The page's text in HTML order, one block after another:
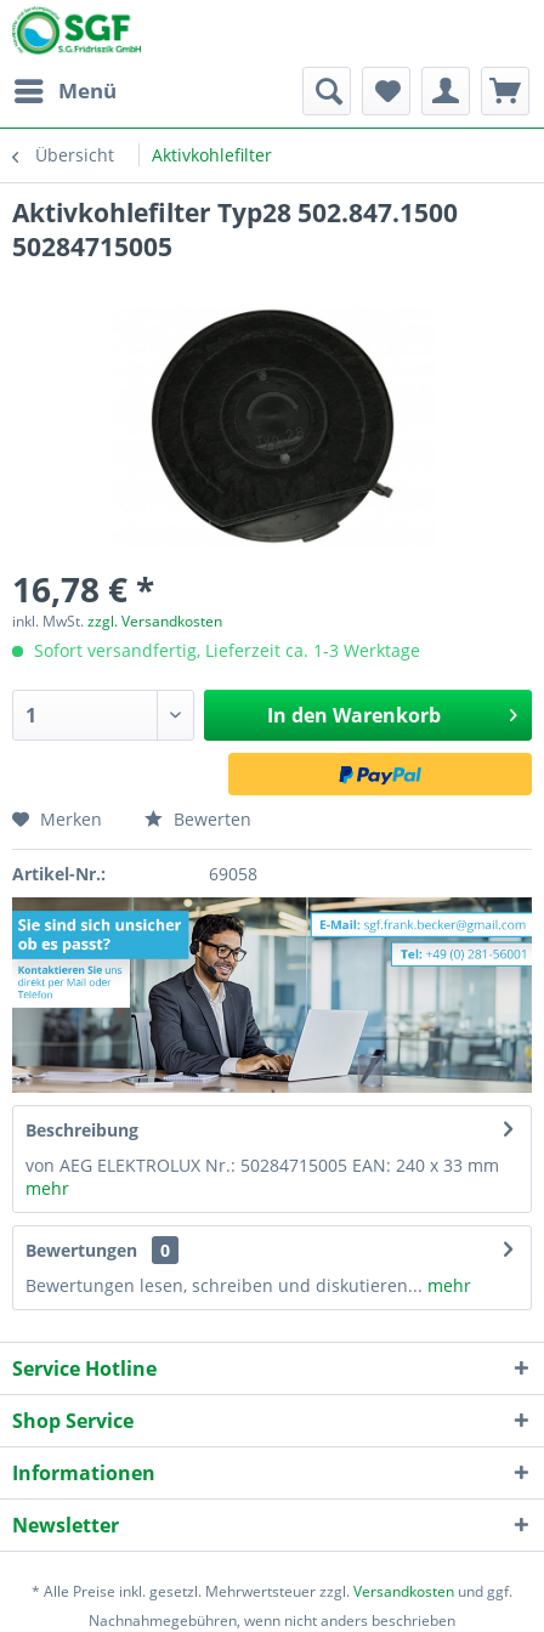
Menü
Übersicht Aktivkohlefilter
Aktivkohlefilter Typ28 502.847.1500
50284715005
16,78 € *
inkl. MwSt.zzgl. Versandkosten
Sofort versandfertig, Lieferzeit ca. 1-3 Werktage
In den Warenkorb
Merken Bewerten
Artikel-Nr.: 69058
Beschreibung
von AEG ELEKTROLUX Nr.: 50284715005 EAN: 240 x 33 mm
mehr
Bewertungen
0
Bewertungen lesen, schreiben und diskutieren... mehr
Service Hotline
Shop Service
Informationen
Newsletter
* Alle Preise inkl. gesetzl. Mehrwertsteuer zzgl.Versandkosten und ggf.
Nachnahmegebühren, wenn nicht anders beschrieben